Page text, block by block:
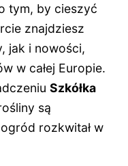
tym, by cieszyć
znajdziesz
jak i nowości,
w całej Europie.
Szkółka
są
rozkwitał w